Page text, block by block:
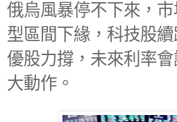
俄烏風暴停不下來，
型區間下緣，科技股
優股力撐，未來利率
大動作。